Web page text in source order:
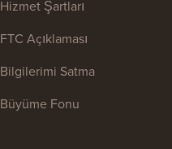
Hizmet Şartları
FTC Açıklaması
Bilgilerimi Satma
Büyüme Fonu